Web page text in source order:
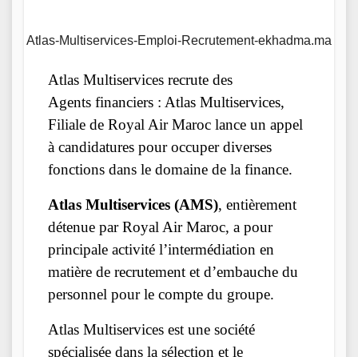
Atlas-Multiservices-Emploi-Recrutement-ekhadma.ma
Atlas Multiservices recrute des
Agents financiers : Atlas Multiservices,
Filiale de Royal Air Maroc lance un appel
à candidatures pour occuper diverses
fonctions dans le domaine de la finance.
Atlas Multiservices (AMS), entièrement
détenue par Royal Air Maroc, a pour
principale activité l’intermédiation en
matière de recrutement et d’embauche du
personnel pour le compte du groupe.
Atlas Multiservices est une société
spécialisée dans la sélection et le